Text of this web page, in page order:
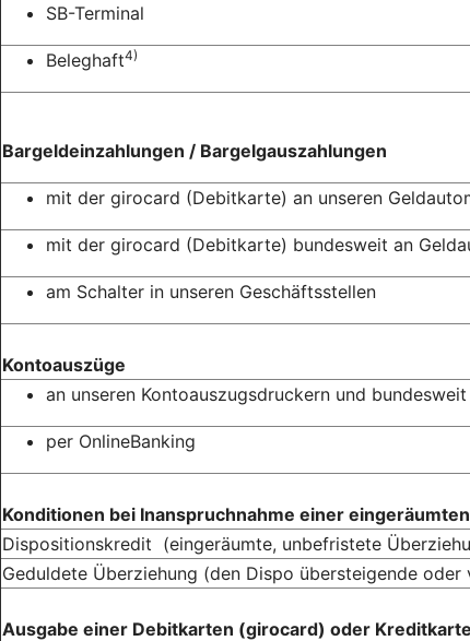
SB-Terminal
Beleghaft4)
Bargeldeinzahlungen / Bargelgauszahlungen
mit der girocard (Debitkarte) an unseren
mit der girocard (Debitkarte) bundesweit an
am Schalter in unseren Geschäftsstellen
Kontoauszüge
an unseren Kontoauszugsdruckern und
per OnlineBanking
Konditionen bei Inanspruchnahme einer
Dispositionskredit (eingeräumte, unbefristete
Geduldete Überziehung (den Dispo übersteigende
Ausgabe einer Debitkarten (girocard) oder